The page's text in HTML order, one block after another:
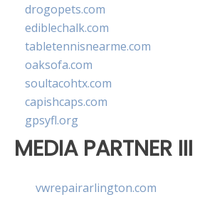
drogopets.com
ediblechalk.com
tabletennisnearme.com
oaksofa.com
soultacohtx.com
capishcaps.com
gpsyfl.org
MEDIA PARTNER III
vwrepairarlington.com